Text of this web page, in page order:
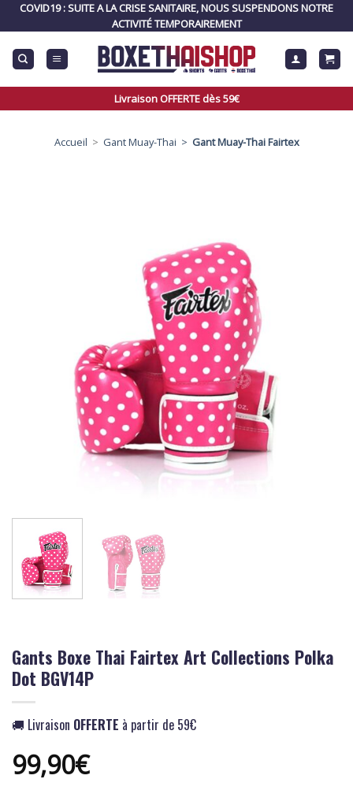
COVID19 : SUITE A LA CRISE SANITAIRE, NOUS SUSPENDONS NOTRE
ACTIVITÉ TEMPORAIREMENT
Livraison OFFERTE dès 59€
Accueil > Gant Muay-Thai > Gant Muay-Thai Fairtex
Gants Boxe Thai Fairtex Art Collections Polka
Dot BGV14P
🚚 Livraison OFFERTE à partir de 59€
99,90€